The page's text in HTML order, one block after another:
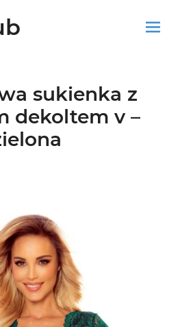
sukienka z
dekoltem v –